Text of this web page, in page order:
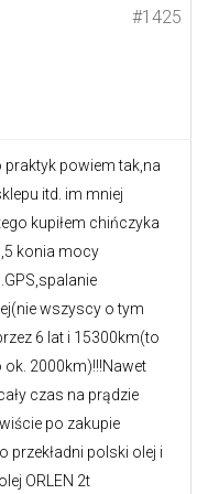
#1425
powiem tak,na
itd. im mniej
kupiłem chińczyka
konia mocy
wszyscy o tym
6 lat i 15300km(to
ok. 2000km)!!!Nawet
czas na prądzie
po zakupie
przekładni polski olej i
ORLEN 2t